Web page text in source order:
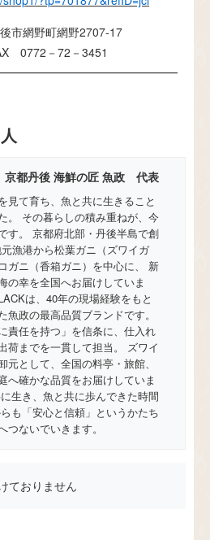
市網野町網野2707-17
0772－72－3451
都丹後 海鮮の匠 魚政 代表
見て育ち、魚と共に生きること
。 その暮らしの積み重ねが、今
す。 京都府北部・丹後半島で創
漁港から松葉ガニ（ズワイガ
ガニ（香箱ガニ）を中心に、 新
の幸を全国へお届けしていま
は、40年の現場経験をもと
魚政の最高品質ブランドです。
責任を持つ」を信条に、仕入れ
荷までを一貫して担当。 ズワイ
元として、全国の料亭・旅館、
へ確かな品質をお届けしていま
生き、魚と共に歩んできた時間
も「安心と信頼」というかたち
つないでいきます。
ておりません